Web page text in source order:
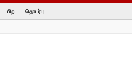
பிற தொடர்பு